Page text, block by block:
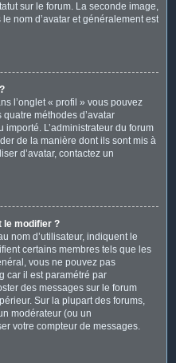
sur le forum. La seconde image,
nom d’avatar et généralement est
l’onglet « profil » vous pouvez
méthodes d’avatar
importé. L’administrateur du forum
de la manière dont ils sont mis à
d’avatar, contactez un
le modifier ?
nom d’utilisateur, indiquent le
certains membres tels que les
vous ne pouvez pas
car il est paramétré par
des messages sur le forum
Sur la plupart des forums,
modérateur (ou un
votre compteur de messages.